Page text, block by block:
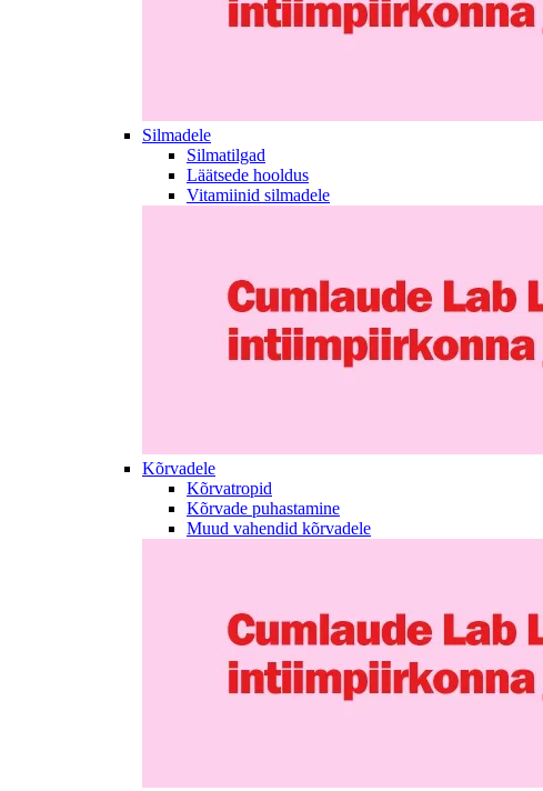
Silmadele
Silmatilgad
Läätsede hooldus
Vitamiinid silmadele
Kõrvadele
Kõrvatropid
Kõrvade puhastamine
Muud vahendid kõrvadele